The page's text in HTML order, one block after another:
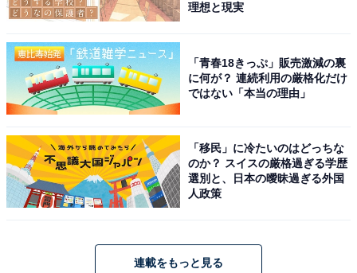
理想と現実
「青春18きっぷ」販売激減の裏
に何が？ 連続利用の厳格化だけ
ではない「本当の理由」
「移民」に冷たいのはどっちな
のか？ スイスの厳格過ぎる学歴
選別と、日本の曖昧過ぎる外国
人政策
連載をもっと見る